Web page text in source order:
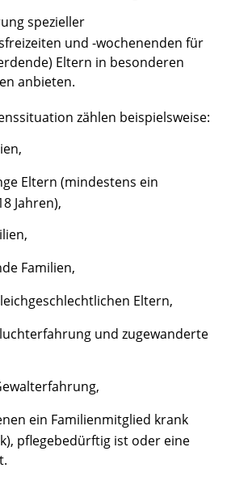
spezieller
und -wochenenden für
Eltern in besonderen
anbieten.
zählen beispielsweise:
Eltern (mindestens ein
Jahren),
Familien,
Eltern,
und zugewanderte
ein Familienmitglied krank
pflegebedürftig ist oder eine